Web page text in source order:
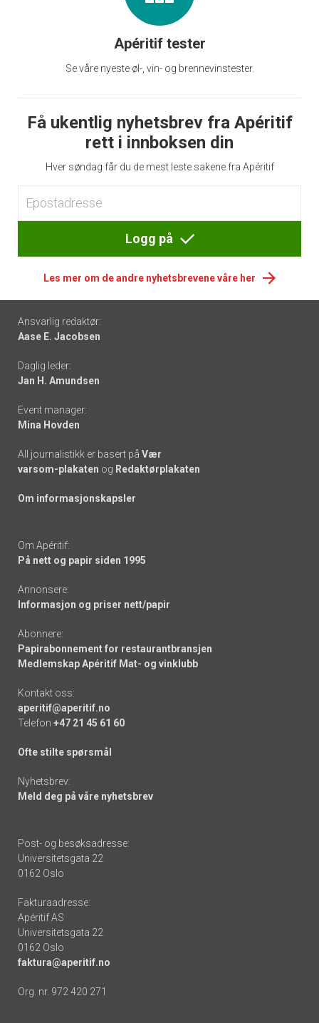
Apéritif tester
Se våre nyeste øl-, vin- og brennevinstester.
Få ukentlig nyhetsbrev fra Apéritif
rett i innboksen din
Hver søndag får du de mest leste sakene fra Apéritif
Logg på
Les mer om de andre nyhetsbrevene våre her
Footer
-
links
Ansvarlig redaktør:
Aase E. Jacobsen
Daglig leder:
Jan H. Amundsen
Event manager:
Mina Hovden
All journalistikk er basert på Vær
varsom-plakaten og Redaktørplakaten
Om informasjonskapsler
Om Apéritif:
På nett og papir siden 1995
Annonsere:
Informasjon og priser nett/papir
Abonnere:
Papirabonnement for restaurantbransjen
Medlemskap Apéritif Mat- og vinklubb
Kontakt oss:
aperitif@aperitif.no
Telefon +47 21 45 61 60
Ofte stilte spørsmål
Nyhetsbrev:
Meld deg på våre nyhetsbrev
Post- og besøksadresse:
Universitetsgata 22
0162 Oslo
Fakturaadresse:
Apéritif AS
Universitetsgata 22
0162 Oslo
faktura@aperitif.no
Org. nr. 972 420 271